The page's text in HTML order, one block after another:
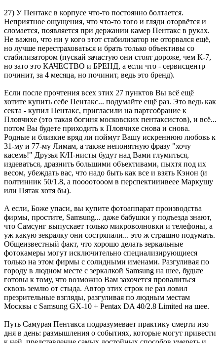
27) У Пентакс в корпусе что-то постоянно болтается.
Неприятное ощущения, что что-то того и гляди оторвётся и
сломается, появляется при держании камер Пентакс в руках.
Не важно, что ни у кого этот стабилизатор не оторвался ещё,
но лучше перестраховаться и брать только объективы со
стабилизатором (пускай зачастую они стоят дороже, чем К-7,
но зато это КАЧЕСТВО и БРЕНД, а если что - сервисцентр
починит, за 4 месяца, но починит, ведь это бренд).
Если после прочтения всех этих 27 пунктов Вы всё ещё
хотите купить себе Пентакс... подумайте ещё раз. Это ведь как
секта - купил Пентакс, пригласили на партсобрание к
Пловчихе (это такая богиня московских пентаксистов), и всё...
потом Вы будете приходить к Пловчихе снова и снова.
Родные и близкие вряд ли поймут Вашу искреннюю любовь к
31-му и 77-му Лимам, а также непонятную фразу "хочу
касемь!" Друзья К/Н-нисты будут над Вами глумиться,
издеваться, дразнить большими объективами, пыхтя под их
весом, убеждать вас, что надо быть как все и взять Кэнон (и
полтинник 50/1.8, а поооотооом в перспектииивеее Маркушу
или Пятак хотя бы).
А если, Боже упаси, вы купите фотоаппарат производства
фирмы, простите, Samsung... даже бабушки у подъезда знают,
что Самсунг выпускает только микроволновки и телефоны, а
уж какую зекралку они состряпали... это ж страшно подумать.
Общеизвестный факт, что хорошо делать зеркальные
фотокамеры могут исключительно специализирующиеся
только на этом фирмы с солидными именами. Разгуливая по
городу в людном месте с зеркалкой Samsung на шее, будьте
готовы к тому, что возможно Вам захочется провалиться
сквозь землю от стыда. Автор этих строк не раз ловил
презрительные взгляды, разгуливая по людным местам
Москвы с Samsung GX-10 + Pentax DA 40/2.8 Limited на шее.
Путь Самурая Пентакса подразумевает практику смерти изо
дня в день: размышления о событиях, которые могут привести